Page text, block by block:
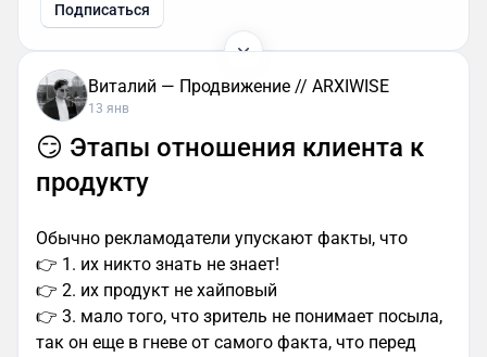
Подписаться
Виталий — Продвижение // ARXIWISE
13 янв
😏 Этапы отношения клиента к
продукту
Обычно рекламодатели упускают факты, что
👉 1. их никто знать не знает!
👉 2. их продукт не хайповый
👉 3. мало того, что зритель не понимает посыла,
так он еще в гневе от самого факта, что перед